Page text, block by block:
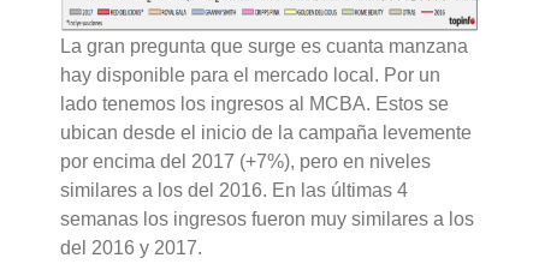
La gran pregunta que surge es cuanta manzana
hay disponible para el mercado local. Por un
lado tenemos los ingresos al MCBA. Estos se
ubican desde el inicio de la campaña levemente
por encima del 2017 (+7%), pero en niveles
similares a los del 2016. En las últimas 4
semanas los ingresos fueron muy similares a los
del 2016 y 2017.